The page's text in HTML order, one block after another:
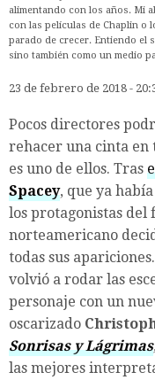
alimentando con los años. Mi
con las películas de Chaplin o
parado de crecer. Entiendo el
sino también como un medio
23 de febrero de 2018 -
Pocos directores
rehacer una cinta en
es uno de ellos. Tras
Spacey, que ya
los protagonistas
norteamericano
todas sus
volvió a rodar las
personaje con un
oscarizado
Sonrisas y Lágrimas
las mejores